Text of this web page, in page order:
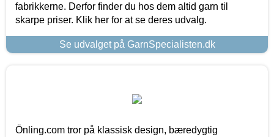
fabrikkerne. Derfor finder du hos dem altid garn til
skarpe priser. Klik her for at se deres udvalg.
Se udvalget på GarnSpecialisten.dk
Önling.com tror på klassisk design, bæredygtig